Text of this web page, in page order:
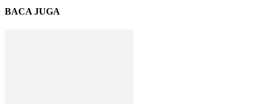
BACA JUGA